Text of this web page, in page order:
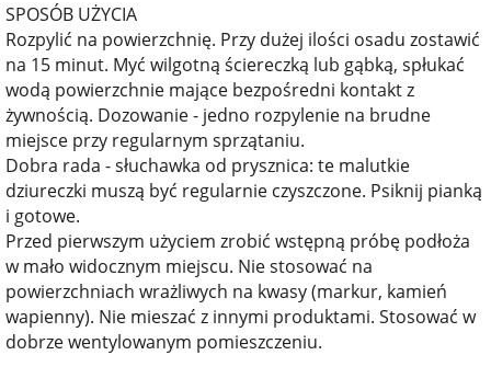
SPOSÓB UŻYCIA
Rozpylić na powierzchnię. Przy dużej ilości osadu zostawić
na 15 minut. Myć wilgotną ściereczką lub gąbką, spłukać
wodą powierzchnie mające bezpośredni kontakt z
żywnością. Dozowanie - jedno rozpylenie na brudne
miejsce przy regularnym sprzątaniu.
Dobra rada - słuchawka od prysznica: te malutkie
dziureczki muszą być regularnie czyszczone. Psiknij pianką
i gotowe.
Przed pierwszym użyciem zrobić wstępną próbę podłoża
w mało widocznym miejscu. Nie stosować na
powierzchniach wrażliwych na kwasy (markur, kamień
wapienny). Nie mieszać z innymi produktami. Stosować w
dobrze wentylowanym pomieszczeniu.